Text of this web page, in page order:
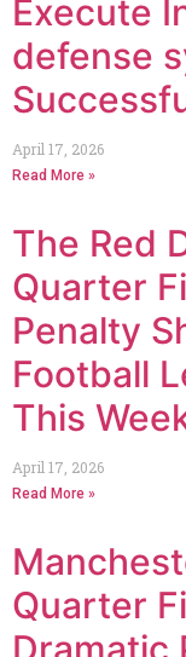
Execute
defense
April 17, 2026
Read More »
The Red
Quarter
Penalty
Football
This
April 17, 2026
Read More »
Quarter